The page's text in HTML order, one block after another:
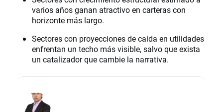
varios años ganan atractivo en carteras con
horizonte más largo.
Sectores con proyecciones de caída en utilidades
enfrentan un techo más visible, salvo que exista
un catalizador que cambie la narrativa.